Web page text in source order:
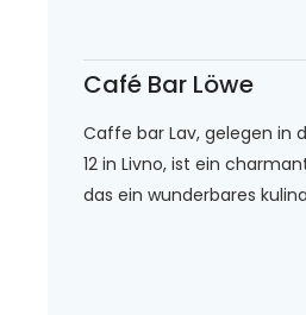
Café Bar Löwe
Caffe bar Lav, gelegen in
12 in Livno, ist ein
das ein wunderbares